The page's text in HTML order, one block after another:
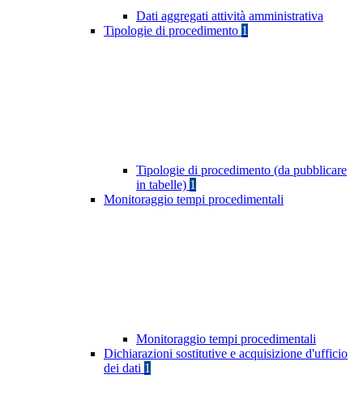
Dati aggregati attività amministrativa
Tipologie di procedimento 1
Tipologie di procedimento (da pubblicare
in tabelle) 1
Monitoraggio tempi procedimentali
Monitoraggio tempi procedimentali
Dichiarazioni sostitutive e acquisizione d'ufficio
dei dati 1